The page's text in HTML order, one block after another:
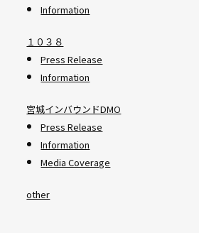
Information
１０３８
Press Release
Information
宮城インバウンドDMO
Press Release
Information
Media Coverage
other